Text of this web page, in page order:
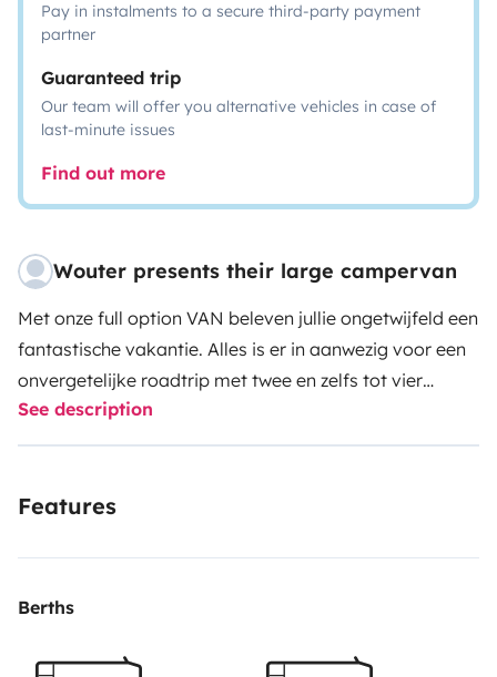
Pay in instalments to a secure third-party payment
partner
Guaranteed trip
Our team will offer you alternative vehicles in case of
last-minute issues
Find out more
Wouter presents their large campervan
Met onze full option VAN beleven jullie ongetwijfeld een
fantastische vakantie. Alles is er in aanwezig voor een
onvergetelijke roadtrip met twee en zelfs tot vier
avonturiers. Onze compacte camper heeft vier
comfortabele zit- en slaapplaatsen (twee dubbele
eettafel hoeft nooit omgebouwd te worden - de vaste
samen gegeten kan worden aan de eettafel.
kook-/afwascombinatie en afzuigkap maakt het
See description
Features
Berths